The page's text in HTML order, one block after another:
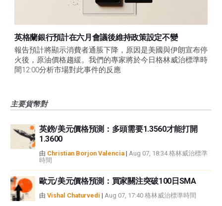
英格蘭銀行預計在六月會議後維持政策設定不變
報告預計將顯示消費者通脹下降，原因是美國與伊朗宣布停
火後，原油價格趨緩。我們的專家將於今日格林威治標準時
間12:00分析市場對此事件的反應
主要貨幣對
英鎊/美元價格預測：多頭需要1.3560才能打開
1.3600
由 Christian Borjon Valencia | Aug 07, 18:34 格林威治標準
時間
歐元/美元價格預測：買家關注突破100日SMA
由 Vishal Chaturvedi | Aug 07, 17:40 格林威治標準時間